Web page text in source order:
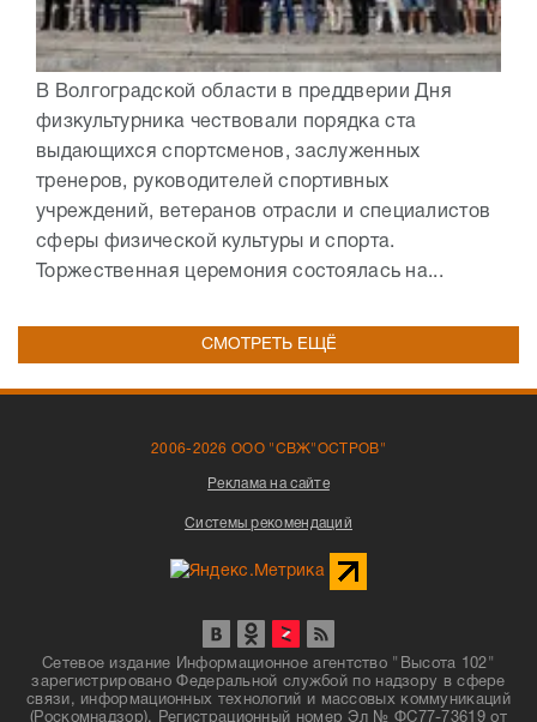
В Волгоградской области в преддверии Дня
физкультурника чествовали порядка ста
выдающихся спортсменов, заслуженных
тренеров, руководителей спортивных
учреждений, ветеранов отрасли и специалистов
сферы физической культуры и спорта.
Торжественная церемония состоялась на...
СМОТРЕТЬ ЕЩЁ
2006-2026 ООО "СВЖ"ОСТРОВ"
Реклама на сайте
Системы рекомендаций
Сетевое издание Информационное агентство "Высота 102"
зарегистрировано Федеральной службой по надзору в сфере
связи, информационных технологий и массовых коммуникаций
(Роскомнадзор). Регистрационный номер Эл № ФС77-73619 от